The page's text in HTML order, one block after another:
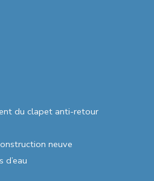
du clapet anti-retour
neuve